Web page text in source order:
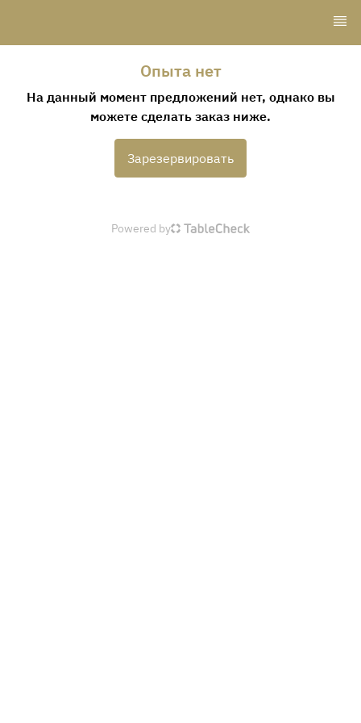
Опыта нет
На данный момент предложений нет, однако вы
можете сделать заказ ниже.
Зарезервировать
Powered by